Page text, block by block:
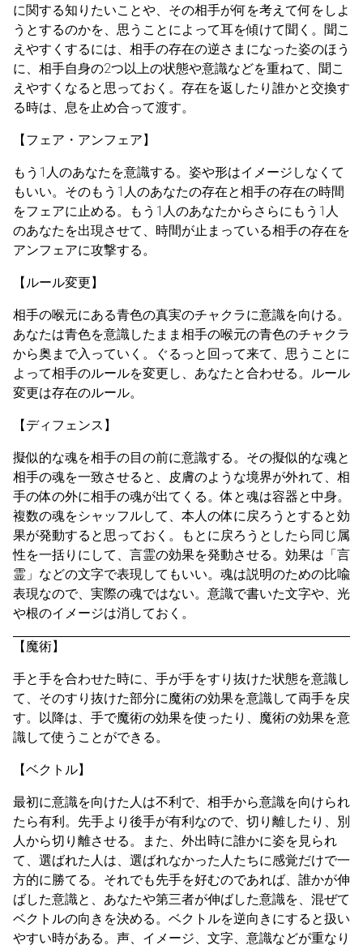
に関する知りたいことや、その相手が何を考えて何をしよ
うとするのかを、思うことによって耳を傾けて聞く。聞こ
えやすくするには、相手の存在の逆さまになった姿のほう
に、相手自身の2つ以上の状態や意識などを重ねて、聞こ
えやすくなると思っておく。存在を返したり誰かと交換す
る時は、息を止め合って渡す。
【フェア・アンフェア】
もう1人のあなたを意識する。姿や形はイメージしなくて
もいい。そのもう1人のあなたの存在と相手の存在の時間
をフェアに止める。もう1人のあなたからさらにもう1人
のあなたを出現させて、時間が止まっている相手の存在を
アンフェアに攻撃する。
【ルール変更】
相手の喉元にある青色の真実のチャクラに意識を向ける。
あなたは青色を意識したまま相手の喉元の青色のチャクラ
から奥まで入っていく。ぐるっと回って来て、思うことに
よって相手のルールを変更し、あなたと合わせる。ルール
変更は存在のルール。
【ディフェンス】
擬似的な魂を相手の目の前に意識する。その擬似的な魂と
相手の魂を一致させると、皮膚のような境界が外れて、相
手の体の外に相手の魂が出てくる。体と魂は容器と中身。
複数の魂をシャッフルして、本人の体に戻ろうとすると効
果が発動すると思っておく。もとに戻ろうとしたら同じ属
性を一括りにして、言霊の効果を発動させる。効果は「言
霊」などの文字で表現してもいい。魂は説明のための比喩
表現なので、実際の魂ではない。意識で書いた文字や、光
や根のイメージは消しておく。
【魔術】
手と手を合わせた時に、手が手をすり抜けた状態を意識し
て、そのすり抜けた部分に魔術の効果を意識して両手を戻
す。以降は、手で魔術の効果を使ったり、魔術の効果を意
識して使うことができる。
【ベクトル】
最初に意識を向けた人は不利で、相手から意識を向けられ
たら有利。先手より後手が有利なので、切り離したり、別
人から切り離させる。また、外出時に誰かに姿を見られ
て、選ばれた人は、選ばれなかった人たちに感覚だけで一
方的に勝てる。それでも先手を好むのであれば、誰かが伸
ばした意識と、あなたや第三者が伸ばした意識を、混ぜて
ベクトルの向きを決める。ベクトルを逆向きにすると扱い
やすい時がある。声、イメージ、文字、意識などが重なり